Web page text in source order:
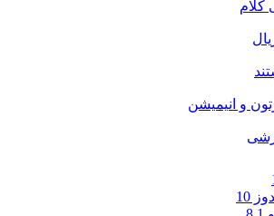
کلام
و انیمیشن
10